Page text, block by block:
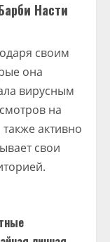
Насти
своим
она
вирусным
на
активно
свои